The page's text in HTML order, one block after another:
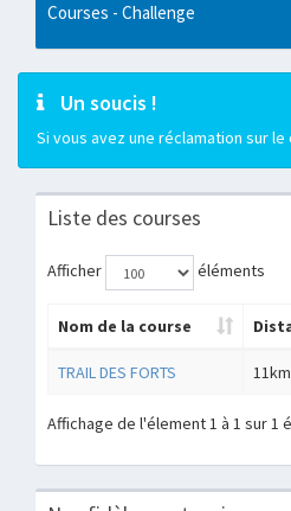
Courses - Challenge
Un soucis !
Si vous avez une réclamation sur
Liste des courses
Afficher éléments
Nom de la course
TRAIL DES FORTS 11km
Affichage de l'élement 1 à 1 sur 1